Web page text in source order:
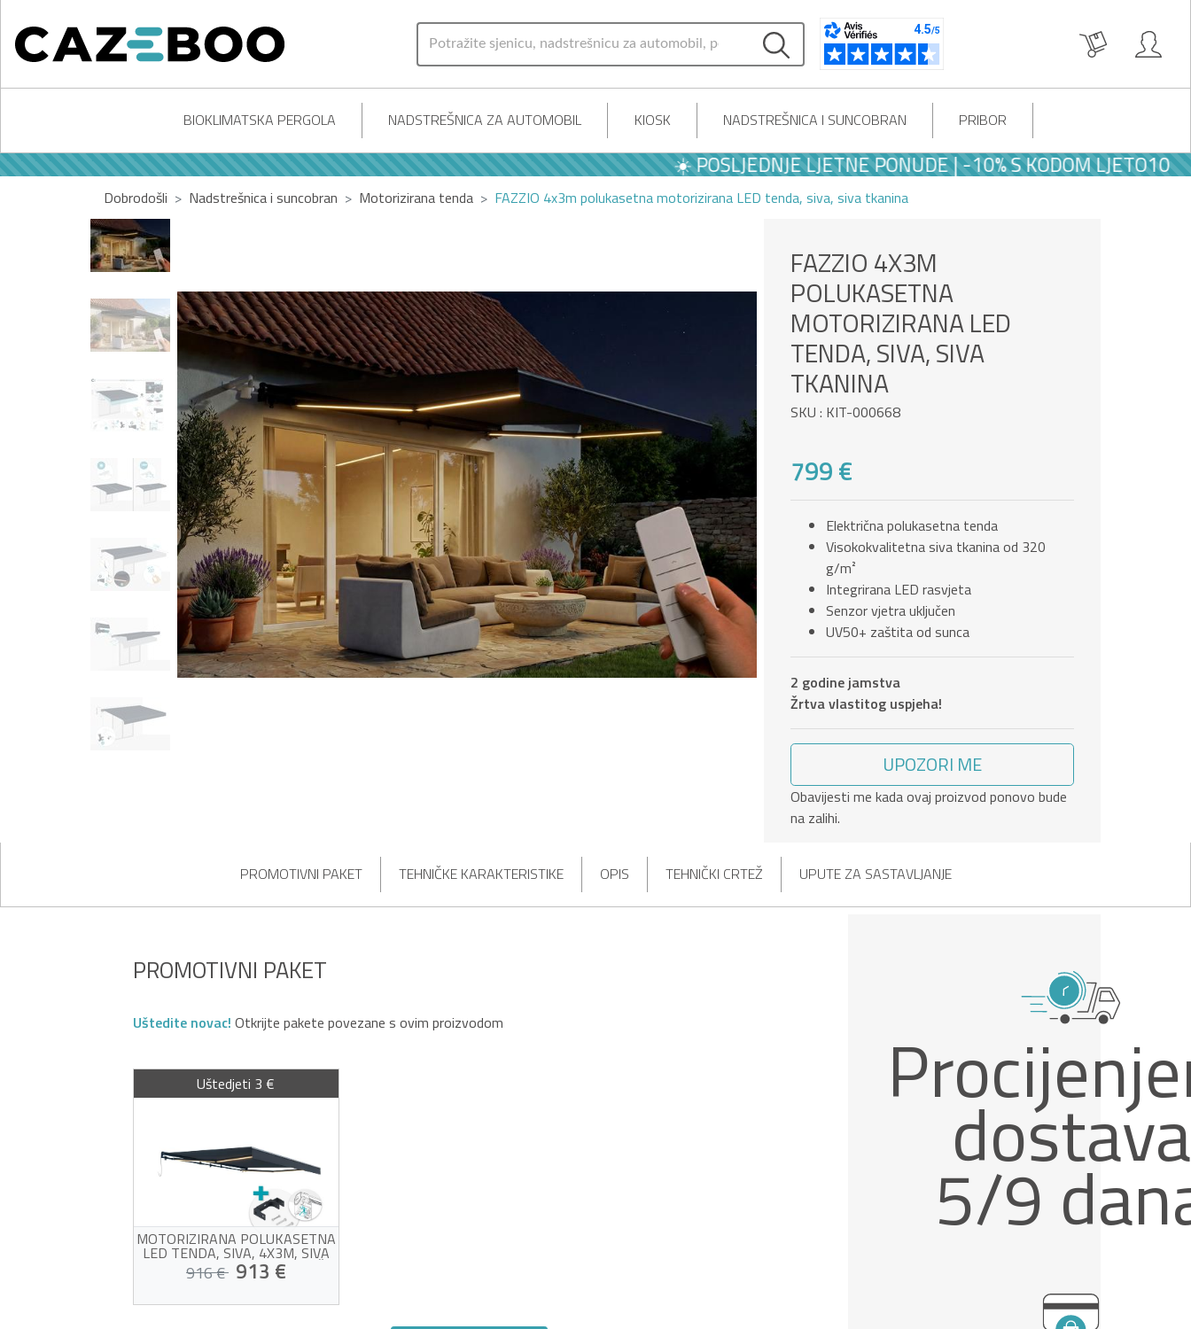
BIOKLIMATSKA PERGOLA NADSTREŠNICA ZA AUTOMOBIL KIOSK NADSTREŠNICA I SUNCOBRAN PRIBOR
☀️ POSLJEDNJE LJETNE PONUDE | -10% S KODOM LJETO10
Dobrodošli Nadstrešnica i suncobran Motorizirana tenda FAZZIO 4x3m polukasetna motorizirana LED tenda, siva, siva tkanina
FAZZIO 4X3M
POLUKASETNA
MOTORIZIRANA LED
TENDA, SIVA, SIVA
TKANINA
SKU : KIT-000668
799 €
Električna polukasetna tenda
Visokokvalitetna siva tkanina od 320
g/m²
Integrirana LED rasvjeta
Senzor vjetra uključen
UV50+ zaštita od sunca
2 godine jamstva
Žrtva vlastitog uspjeha!
UPOZORI ME
Obavijesti me kada ovaj proizvod ponovo bude
na zalihi.
PROMOTIVNI PAKET TEHNIČKE KARAKTERISTIKE OPIS TEHNIČKI CRTEŽ UPUTE ZA SASTAVLJANJE
PROMOTIVNI PAKET
Uštedite novac! Otkrijte pakete povezane s ovim proizvodom
Uštedjeti 3 €
MOTORIZIRANA POLUKASETNA
LED TENDA, SIVA, 4X3M, SIVA
TKANINA, STROPNA MONTAŽA
916 € 913 €
dostava
5/9